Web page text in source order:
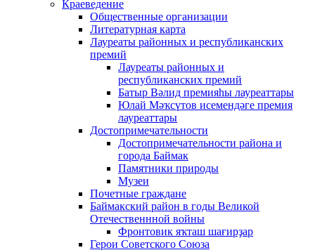
Краеведение
Общественные организации
Литературная карта
Лауреаты районных и республиканских
премий
Лауреаты районных и
республиканских премий
Батыр Вәлид премияһы лауреаттары
Юлай Мәҡсүтов исемендәге премия
лауреаттары
Достопримечательности
Достопримечательности района и
города Баймак
Памятники природы
Музеи
Почетные граждане
Баймакский район в годы Великой
Отечественнной войны
Фронтовик яҡташ шағирҙар
Герои Советского Союза